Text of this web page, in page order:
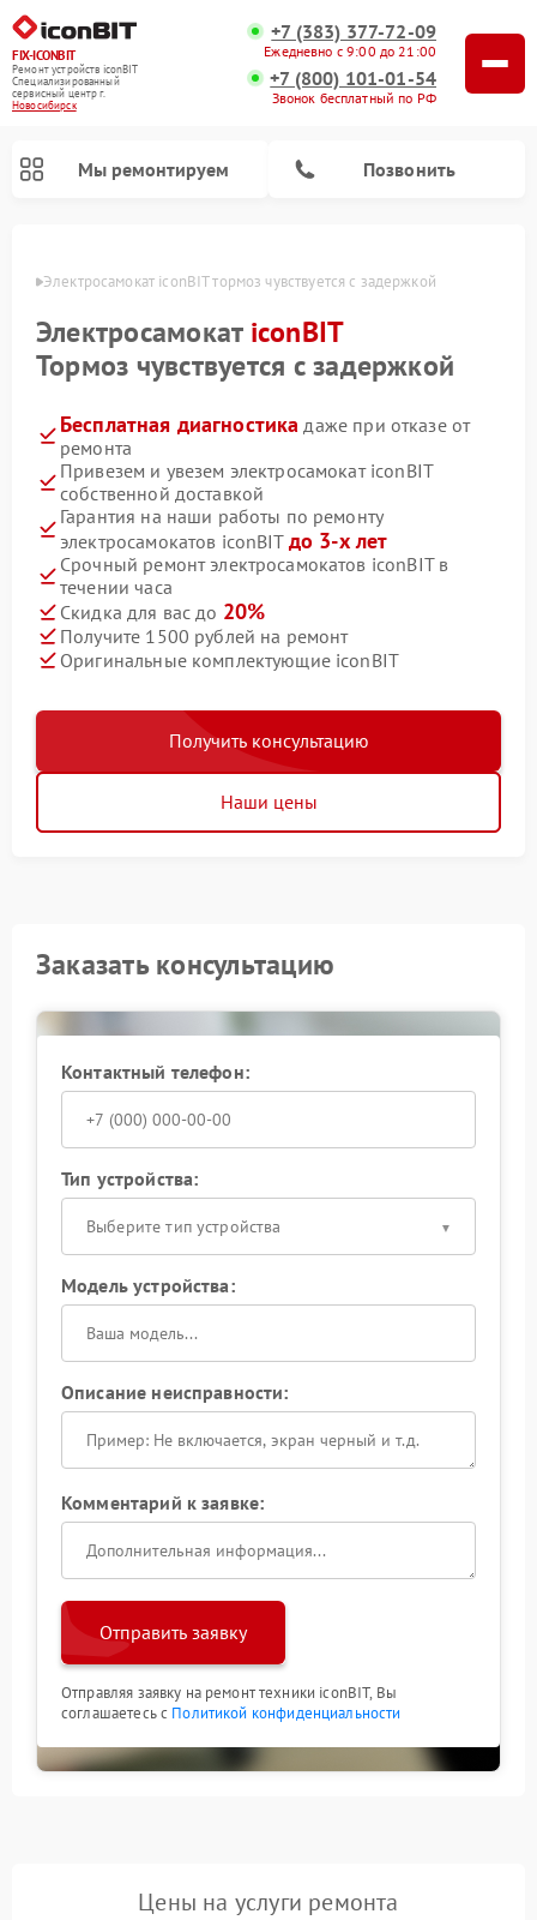
FIX-ICONBIT
Ремонт устройств iconBIT
Специализированный
cервисный центр г.
Новосибирск
+7 (383) 377-72-09
Ежедневно с 9:00 до 21:00
+7 (800) 101-01-54
Звонок бесплатный по РФ
Мы ремонтируем Позвонить
Электросамокат iconBIT тормоз чувствуется с задержкой
Электросамокат iconBIT
Тормоз чувствуется с задержкой
Бесплатная диагностика даже при отказе от
ремонта
Привезем и увезем электросамокат iconBIT
собственной доставкой
Гарантия на наши работы по ремонту
электросамокатов iconBIT до 3-х лет
Срочный ремонт электросамокатов iconBIT в
течении часа
Скидка для вас до 20%
Получите 1500 рублей на ремонт
Оригинальные комплектующие iconBIT
Получить консультацию
Наши цены
Заказать консультацию
Контактный телефон:
Тип устройства:
Выберите тип устройства
Модель устройства:
Описание неисправности:
Комментарий к заявке:
Отправить заявку
Отправляя заявку на ремонт техники iconBIT, Вы
соглашаетесь с Политикой конфиденциальности
Цены на услуги ремонта